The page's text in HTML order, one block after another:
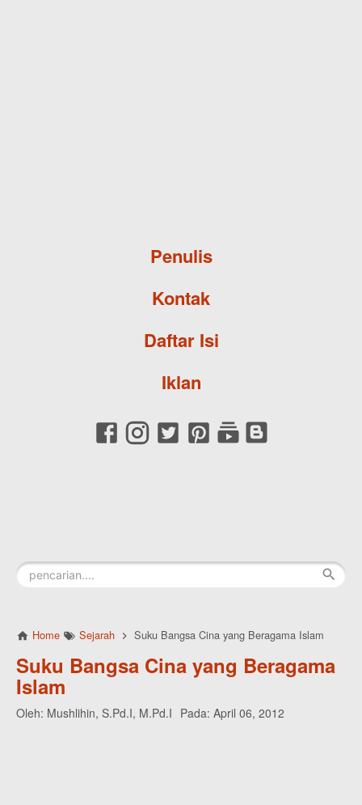
Penulis
Kontak
Daftar Isi
Iklan
Home Sejarah Suku Bangsa Cina yang Beragama Islam
Suku Bangsa Cina yang Beragama
Islam
Oleh: Mushlihin, S.Pd.I, M.Pd.I Pada: April 06, 2012